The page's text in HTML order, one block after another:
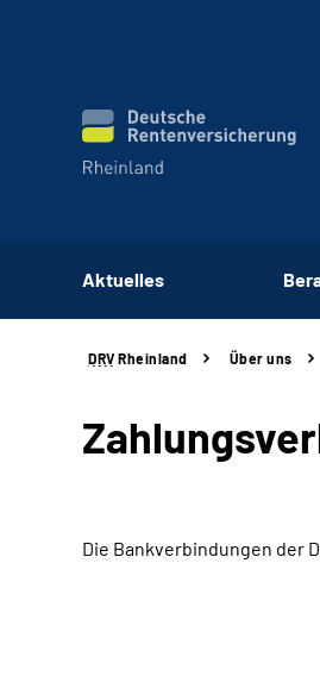
Aktuelles
DRV Rheinland Über uns
Die Bankverbindungen der